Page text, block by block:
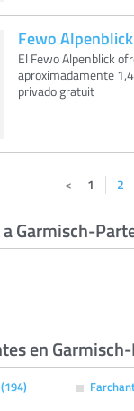
Fewo Alpenblick
El Fewo Alpenblick
aproximadamente
privado gratuit
1 2
Garmisch-
en